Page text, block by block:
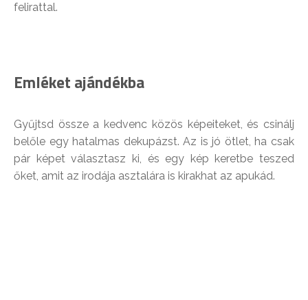
felirattal.
Emléket ajándékba
Gyűjtsd össze a kedvenc közös képeiteket, és csinálj
belőle egy hatalmas dekupázst. Az is jó ötlet, ha csak
pár képet választasz ki, és egy kép keretbe teszed
őket, amit az irodája asztalára is kirakhat az apukád.